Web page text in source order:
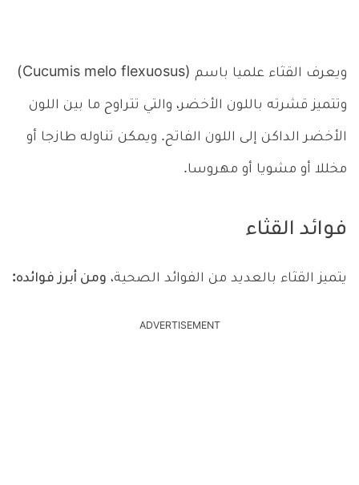
ويعرف القثاء علميا باسم (Cucumis melo flexuosus)
وتتميز قشرته باللون الأخضر، والتي تتراوح ما بين اللون
الأخضر الداكن إلى اللون الفاتح. ويمكن تناوله طازجا أو
مخللا أو مشويا أو مهروسا.
فوائد القثاء
يتميز القثاء بالعديد من الفوائد الصحية، ومن أبرز فوائده:
ADVERTISEMENT